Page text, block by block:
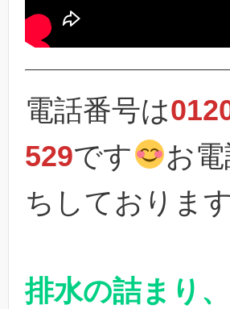
電話番号は
529です
お
ちしております
排水の詰まり